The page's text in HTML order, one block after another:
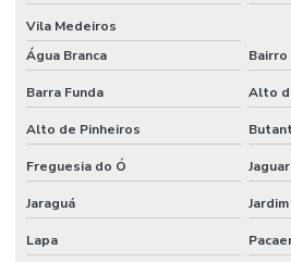
Empresa de monitoramento 24 horas
Empresa de monitoramento de alarmes
Empresa de projeto cftv
Empresa de segurança eletronica
Empresas de controle de acesso
Especialistas em cftv
Gerenciamento de visitantes com
Vila Medeiros
Água Branca
Bairro
Barra Funda Alto
Alto de Pinheiros
Freguesia do Ó
Jaraguá
Lapa